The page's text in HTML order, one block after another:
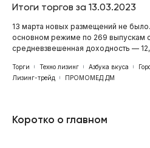
Итоги торгов за 13.03.2023
13 марта новых размещений не
основном режиме по 269 выпускам
средневзвешенная доходность —
Торги Техно лизинг Азбука вкуса
Лизинг-трейд
ПРОМОМЕД ДМ
Коротко о главном